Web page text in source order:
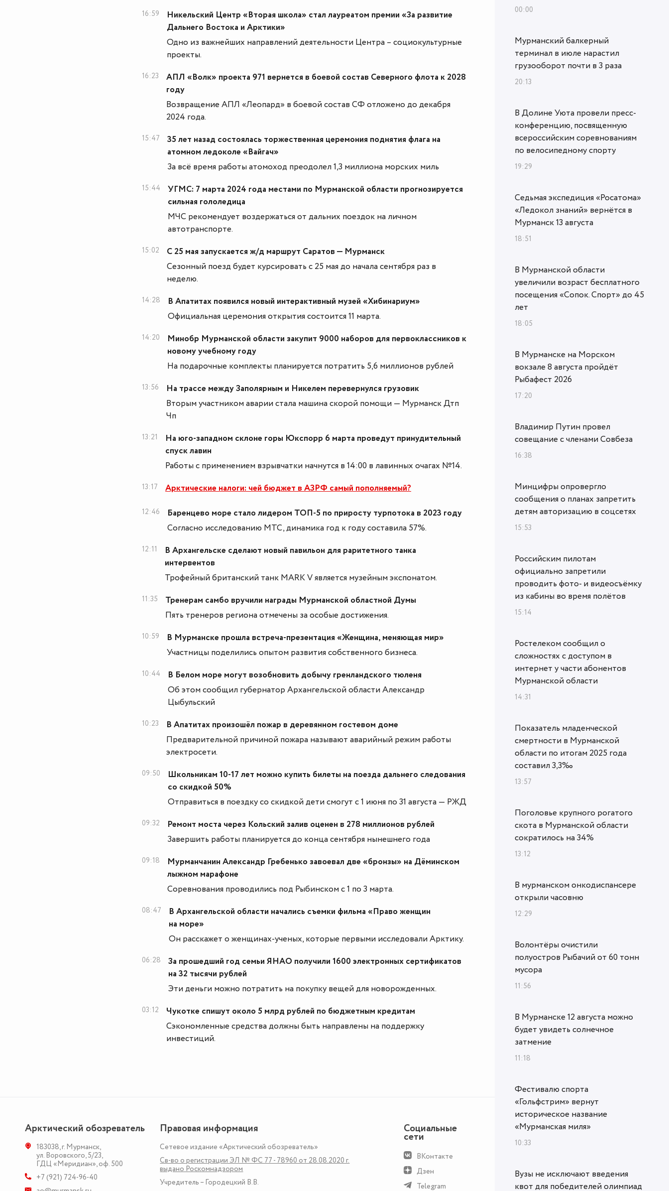
16:59
Никельский Центр «Вторая школа» стал лауреатом премии «За развитие
Дальнего Востока и Арктики»
Одно из важнейших направлений деятельности Центра – социокультурные
проекты.
16:23
АПЛ «Волк» проекта 971 вернется в боевой состав Северного флота к 2028
году
Возвращение АПЛ «Леопард» в боевой состав СФ отложено до декабря
2024 года.
15:47
35 лет назад состоялась торжественная церемония поднятия флага на
атомном ледоколе «Вайгач»
За всё время работы атомоход преодолел 1,3 миллиона морских миль
15:44
УГМС: 7 марта 2024 года местами по Мурманской области прогнозируется
сильная гололедица
МЧС рекомендует воздержаться от дальних поездок на личном
автотранспорте.
15:02
С 25 мая запускается ж/д маршрут Саратов — Мурманск
Сезонный поезд будет курсировать с 25 мая до начала сентября раз в
неделю.
14:28
В Апатитах появился новый интерактивный музей «Хибинариум»
Официальная церемония открытия состоится 11 марта.
14:20
Минобр Мурманской области закупит 9000 наборов для первоклассников к
новому учебному году
На подарочные комплекты планируется потратить 5,6 миллионов рублей
13:56
На трассе между Заполярным и Никелем перевернулся грузовик
Вторым участником аварии стала машина скорой помощи — Мурманск Дтп
Чп
13:21
На юго-западном склоне горы Юкспорр 6 марта проведут принудительный
спуск лавин
Работы с применением взрывчатки начнутся в 14:00 в лавинных очагах №14.
13:17 Арктические налоги: чей бюджет в АЗРФ самый пополняемый?
12:46
Баренцево море стало лидером ТОП-5 по приросту турпотока в 2023 году
Согласно исследованию МТС, динамика год к году составила 57%.
12:11
В Архангельске сделают новый павильон для раритетного танка
интервентов
Трофейный британский танк MARK V является музейным экспонатом.
11:35
Тренерам самбо вручили награды Мурманской областной Думы
Пять тренеров региона отмечены за особые достижения.
10:59
В Мурманске прошла встреча-презентация «Женщина, меняющая мир»
Участницы поделились опытом развития собственного бизнеса.
10:44
В Белом море могут возобновить добычу гренландского тюленя
Об этом сообщил губернатор Архангельской области Александр
Цыбульский
10:23
В Апатитах произошёл пожар в деревянном гостевом доме
Предварительной причиной пожара называют аварийный режим работы
электросети.
09:50
Школьникам 10-17 лет можно купить билеты на поезда дальнего следования
со скидкой 50%
Отправиться в поездку со скидкой дети смогут с 1 июня по 31 августа — РЖД
09:32
Ремонт моста через Кольский залив оценен в 278 миллионов рублей
Завершить работы планируется до конца сентября нынешнего года
09:18
Мурманчанин Александр Гребенько завоевал две «бронзы» на Дёминском
лыжном марафоне
Соревнования проводились под Рыбинском с 1 по 3 марта.
08:47
В Архангельской области начались съемки фильма «Право женщин
на море»
Он расскажет о женщинах-ученых, которые первыми исследовали Арктику.
06:28
За прошедший год семьи ЯНАО получили 1600 электронных сертификатов
на 32 тысячи рублей
Эти деньги можно потратить на покупку вещей для новорожденных.
03:12
Чукотке спишут около 5 млрд рублей по бюджетным кредитам
Сэкономленные средства должны быть направлены на поддержку
инвестиций.
Арктический обозреватель
183038,г. Мурманск,
ул. Воровского, 5/23,
ГДЦ «Меридиан», оф. 500
+7 (921) 724-96-40
Правовая информация
Сетевое издание «Арктический обозреватель»
Св-во о регистрации ЭЛ № ФС 77 - 78960 от 28.08.2020 г.
выдано Роскомнадзором
Учредитель – Городецкий В.В.
Социальные
сети
ВКонтакте
Дзен
Telegram
00:00
Мурманский балкерный
терминал в июле нарастил
грузооборот почти в 3 раза
20:13
В Долине Уюта провели пресс-
конференцию, посвященную
всероссийским соревнованиям
по велосипедному спорту
19:29
Седьмая экспедиция «Росатома»
«Ледокол знаний» вернётся в
Мурманск 13 августа
18:51
В Мурманской области
увеличили возраст бесплатного
посещения «Сопок. Спорт» до 45
лет
18:05
В Мурманске на Морском
вокзале 8 августа пройдёт
Рыбафест 2026
17:20
Владимир Путин провел
совещание с членами Совбеза
16:38
Минцифры опровергло
сообщения о планах запретить
детям авторизацию в соцсетях
15:53
Российским пилотам
официально запретили
проводить фото- и видеосъёмку
из кабины во время полётов
15:14
Ростелеком сообщил о
сложностях с доступом в
интернет у части абонентов
Мурманской области
14:31
Показатель младенческой
смертности в Мурманской
области по итогам 2025 года
составил 3,3‰
13:57
Поголовье крупного рогатого
скота в Мурманской области
сократилось на 34%
13:12
В мурманском онкодиспансере
открыли часовню
12:29
Волонтёры очистили
полуостров Рыбачий от 60 тонн
мусора
11:56
В Мурманске 12 августа можно
будет увидеть солнечное
затмение
11:18
Фестивалю спорта
«Гольфстрим» вернут
историческое название
«Мурманская миля»
10:33
Вузы не исключают введения
квот для победителей олимпиад